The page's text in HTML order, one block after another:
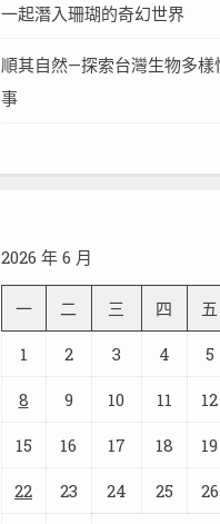
一起潛入珊瑚的奇幻世界
順其自然—探索台灣生物多樣
事
2026 年 6 月
一 二 三 四 五
1 2 3 4 5
8 9 10 11 12
15 16 17 18 19
22 23 24 25 26